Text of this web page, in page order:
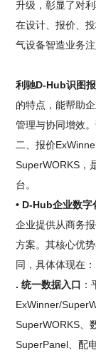
升级，彰显了对
在设计、报价、
气设备智造业务
利驰D-Hub识图
的特点，能帮助
管理与协同增效
二、报价
SuperWORKS，
台。
• D-Hub企业数字
企业提供从商务
方案。其核心优
同，具体体现在：
. 统一数据入口
ExWinner/
SuperWORKS、
SuperPanel、配